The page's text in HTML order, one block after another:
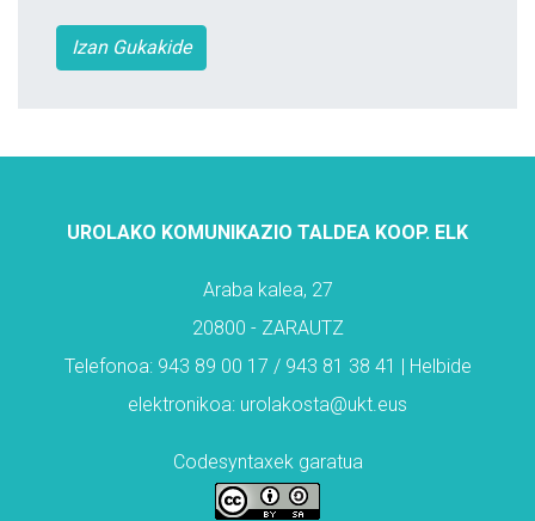
Izan Gukakide
UROLAKO KOMUNIKAZIO TALDEA KOOP. ELK
Araba kalea, 27
20800 - ZARAUTZ
Telefonoa: 943 89 00 17 / 943 81 38 41 | Helbide
elektronikoa: urolakosta@ukt.eus
Codesyntaxek garatua